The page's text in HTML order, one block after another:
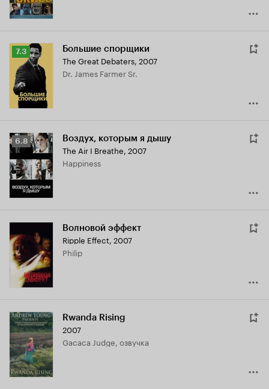
Рейтинг
Кинопоиска
7.3
7.3 Большие спорщики
The Great Debaters, 2007
Dr. James Farmer Sr.
Рейтинг
Кинопоиска
6.8
6.8 Воздух, которым я дышу
The Air I Breathe, 2007
Happiness
Волновой эффект
Ripple Effect, 2007
Philip
Rwanda Rising
2007
Gacaca Judge, озвучка